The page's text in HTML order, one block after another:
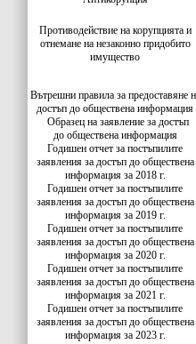
Противодействие на корупцията и
отнемане на незаконно придобито
имущество
Вътрешни правила за предоставяне
достъп до обществена информация
Образец на заявление за достъп
до обществена информация
Годишен отчет за постъпилите
заявления за достъп до обществена
информация за 2018 г.
Годишен отчет за постъпилите
заявления за достъп до обществена
информация за 2019 г.
Годишен отчет за постъпилите
заявления за достъп до обществена
информация за 2020 г.
Годишен отчет за постъпилите
заявления за достъп до обществена
информация за 2021 г.
Годишен отчет за постъпилите
заявления за достъп до обществена
информация за 2023 г.